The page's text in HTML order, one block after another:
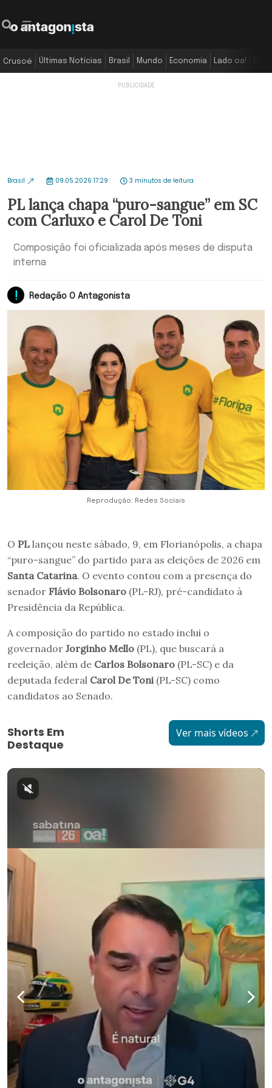
Crusoé Últimas Notícias Brasil Mundo Economia Lado oa!
Brasil 09.05.2026 17:29 3 minutos de leitura
PL lança chapa “puro-sangue” em SC
com Carluxo e Carol De Toni
Composição foi oficializada após meses de disputa
interna
Redação O Antagonista
Reprodução: Redes Sociais
O PL lançou neste sábado, 9, em Florianópolis, a chapa
“puro-sangue” do partido para as eleições de 2026 em
Santa Catarina. O evento contou com a presença do
senador Flávio Bolsonaro (PL-RJ), pré-candidato à
Presidência da República.
A composição do partido no estado inclui o
governador Jorginho Mello (PL), que buscará a
reeleição, além de Carlos Bolsonaro (PL-SC) e da
deputada federal Carol De Toni (PL-SC) como
candidatos ao Senado.
Shorts Em
Destaque
Ver mais vídeos